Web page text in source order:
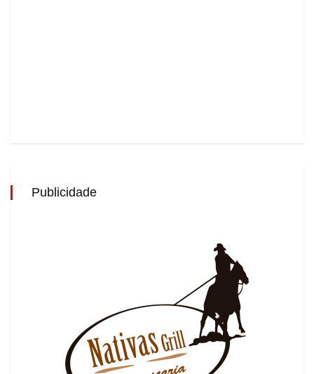
Publicidade